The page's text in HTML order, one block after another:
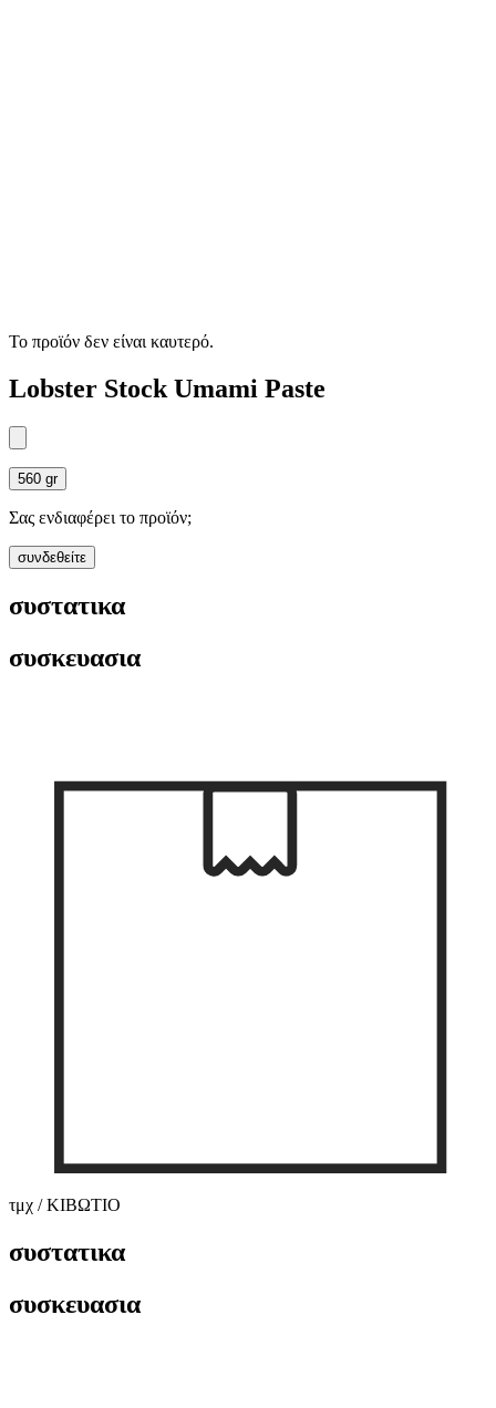
Το προϊόν δεν είναι καυτερό.
Lobster Stock Umami Paste
560 gr
Σας ενδιαφέρει το προϊόν;
συνδεθείτε
συστατικα
συσκευασια
τμχ / ΚΙΒΩΤΙΟ
συστατικα
συσκευασια